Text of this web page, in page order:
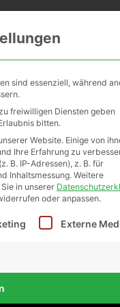
Abholkasterl in St.
sind essenziell, während
freiwilligen Diensten geben
bitten.
Website. Einige von
Ihre Erfahrung zu
B. IP-Adressen), z. B. für
Inhaltsmessung. Weitere
in unserer
oder anpassen.
die eine Externe